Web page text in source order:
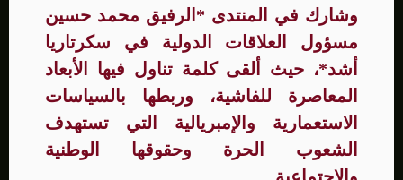
وشارك في المنتدى *الرفيق محمد حسين
مسؤول العلاقات الدولية في سكرتاريا
أشد*، حيث ألقى كلمة تناول فيها الأبعاد
المعاصرة للفاشية، وربطها بالسياسات
الاستعمارية والإمبريالية التي تستهدف
الشعوب الحرة وحقوقها الوطنية